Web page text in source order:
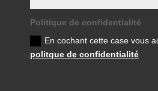
Politique de confidentialité
En cochant cette case vous
politque de confidentialité